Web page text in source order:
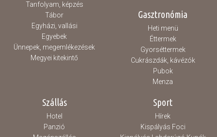
Tanfolyam, képzés
Tábor
Egyházi, vallási
Egyebek
Ünnepek, megemlékezések
Megyei kitekintő
Gasztronómia
Heti menü
Éttermek
Gyorséttermek
Cukrászdák, kávézók
Pubok
Menza
Szállás
Hotel
Panzió
Sport
Hírek
Kispályás Foci